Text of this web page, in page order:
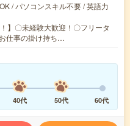
/ パソコンスキル不要 / 英語力
】〇未経験大歓迎！〇フリータ
仕事の掛け持ち…
40代 50代 60代